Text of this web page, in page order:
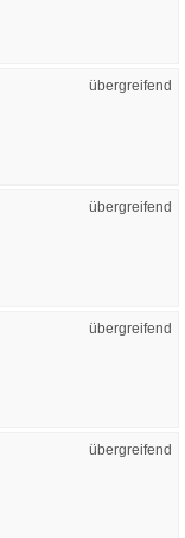
übergreifend
übergreifend
übergreifend
übergreifend